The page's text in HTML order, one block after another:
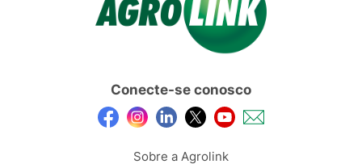
Conecte-se conosco
Sobre a Agrolink